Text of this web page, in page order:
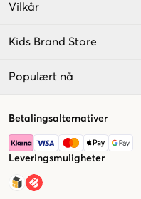
Vilkår
Kids Brand Store
Populært nå
Betalingsalternativer
Leveringsmuligheter